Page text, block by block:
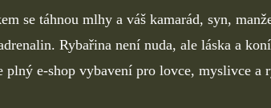
se táhnou mlhy a váš kamarád, syn,
Rybařina není nuda, ale láska a
plný e-shop vybavení pro lovce, myslivce a